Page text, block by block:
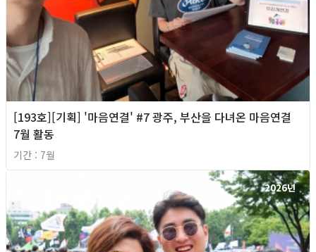
[193호][기획] '마음연결' #7 광주, 부산을 다녀온 마음연결
7월 활동
기간 : 7월
2026년